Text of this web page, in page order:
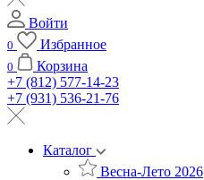
Войти
0 Избранное
0
Корзина
+7 (812) 577-14-23
+7 (931) 536-21-76
Каталог
Весна-Лето 2026